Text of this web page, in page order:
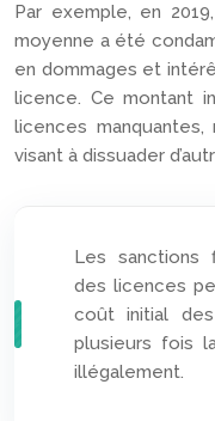
Par exemple, en
moyenne a été
en dommages et
licence. Ce montant
licences
visant à dissuader
Les sanctions
des licences
coût initial
plusieurs fois
illégalement.